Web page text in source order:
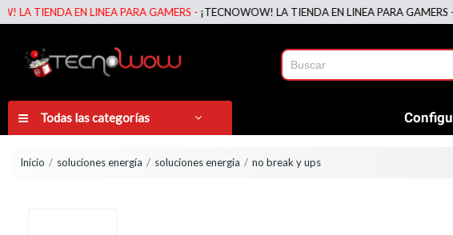
EN LINEA PARA GAMERS -¡TECNOWOW! LA TIENDA EN LINEA PARA GAMERS -
Todas las categorías
Inicio soluciones energía soluciones energia no break y ups